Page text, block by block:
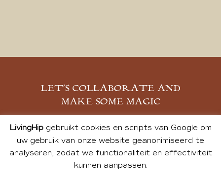
LET’S COLLABORATE AND
MAKE SOME MAGIC
MELD JE AAN
LivingHipgebruikt cookies en scripts van Google om
uw gebruik van onze website geanonimiseerd te
analyseren, zodat we functionaliteit en effectiviteit
kunnen aanpassen.